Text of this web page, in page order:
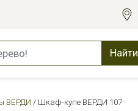
Найти
ВЕРДИ Шкаф-купе ВЕРДИ 107